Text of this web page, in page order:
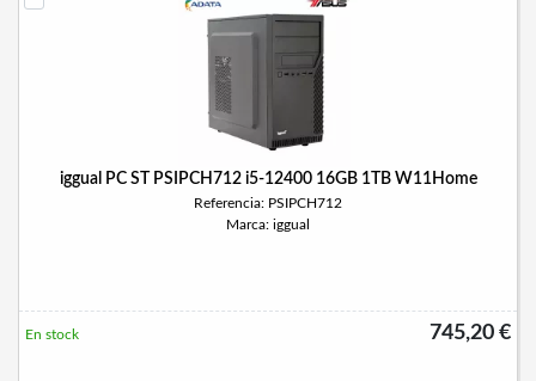
iggual PC ST PSIPCH712 i5-12400 16GB 1TB W11Home
Referencia: PSIPCH712
Marca: iggual
745,20 €
En stock